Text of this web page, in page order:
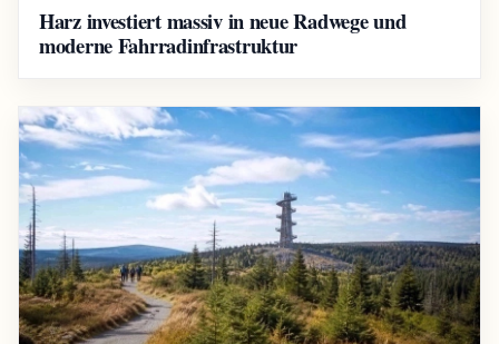
Harz investiert massiv in neue Radwege und
moderne Fahrradinfrastruktur